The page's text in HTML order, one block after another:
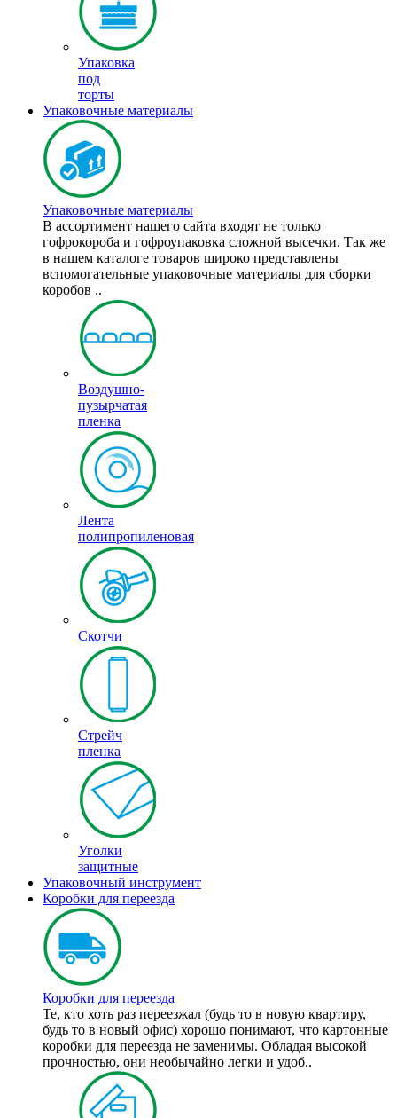
Упаковка
под
торты
Упаковочные материалы
Упаковочные материалы
В ассортимент нашего сайта входят не только
гофрокороба и гофроупаковка сложной высечки. Так же
в нашем каталоге товаров широко представлены
вспомогательные упаковочные материалы для сборки
коробов ..
Воздушно-
пузырчатая
пленка
Лента
полипропиленовая
Скотчи
Стрейч
пленка
Уголки
защитные
Упаковочный инструмент
Коробки для переезда
Коробки для переезда
Те, кто хоть раз переезжал (будь то в новую квартиру,
будь то в новый офис) хорошо понимают, что картонные
коробки для переезда не заменимы. Обладая высокой
прочностью, они необычайно легки и удоб..